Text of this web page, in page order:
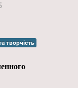
творчість